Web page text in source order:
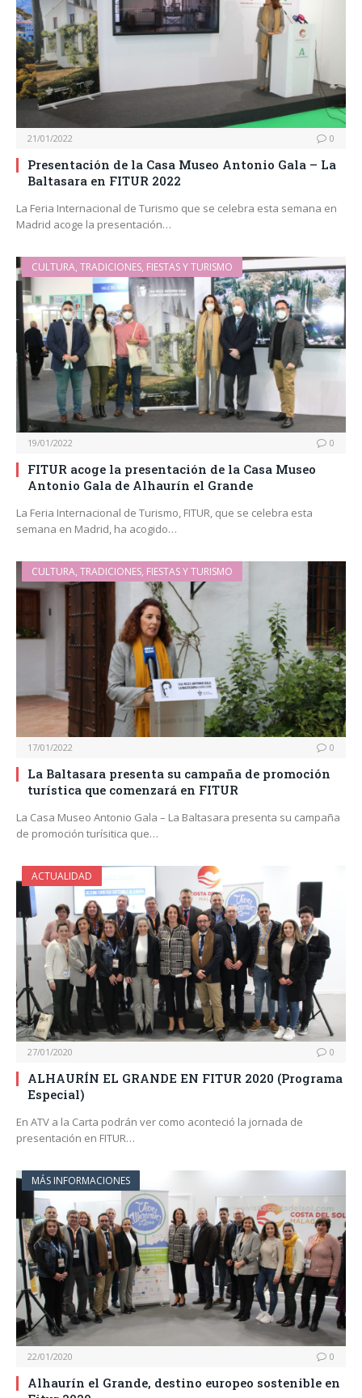
21/01/2022 0
Presentación de la Casa Museo Antonio Gala – La
Baltasara en FITUR 2022
La Feria Internacional de Turismo que se celebra esta semana en
Madrid acoge la presentación…
CULTURA, TRADICIONES, FIESTAS Y TURISMO
19/01/2022 0
FITUR acoge la presentación de la Casa Museo
Antonio Gala de Alhaurín el Grande
La Feria Internacional de Turismo, FITUR, que se celebra esta
semana en Madrid, ha acogido…
CULTURA, TRADICIONES, FIESTAS Y TURISMO
17/01/2022 0
La Baltasara presenta su campaña de promoción
turística que comenzará en FITUR
La Casa Museo Antonio Gala – La Baltasara presenta su campaña
de promoción turísitica que…
ACTUALIDAD
27/01/2020 0
ALHAURÍN EL GRANDE EN FITUR 2020 (Programa
Especial)
En ATV a la Carta podrán ver como aconteció la jornada de
presentación en FITUR…
MÁS INFORMACIONES
22/01/2020 0
Alhaurín el Grande, destino europeo sostenible en